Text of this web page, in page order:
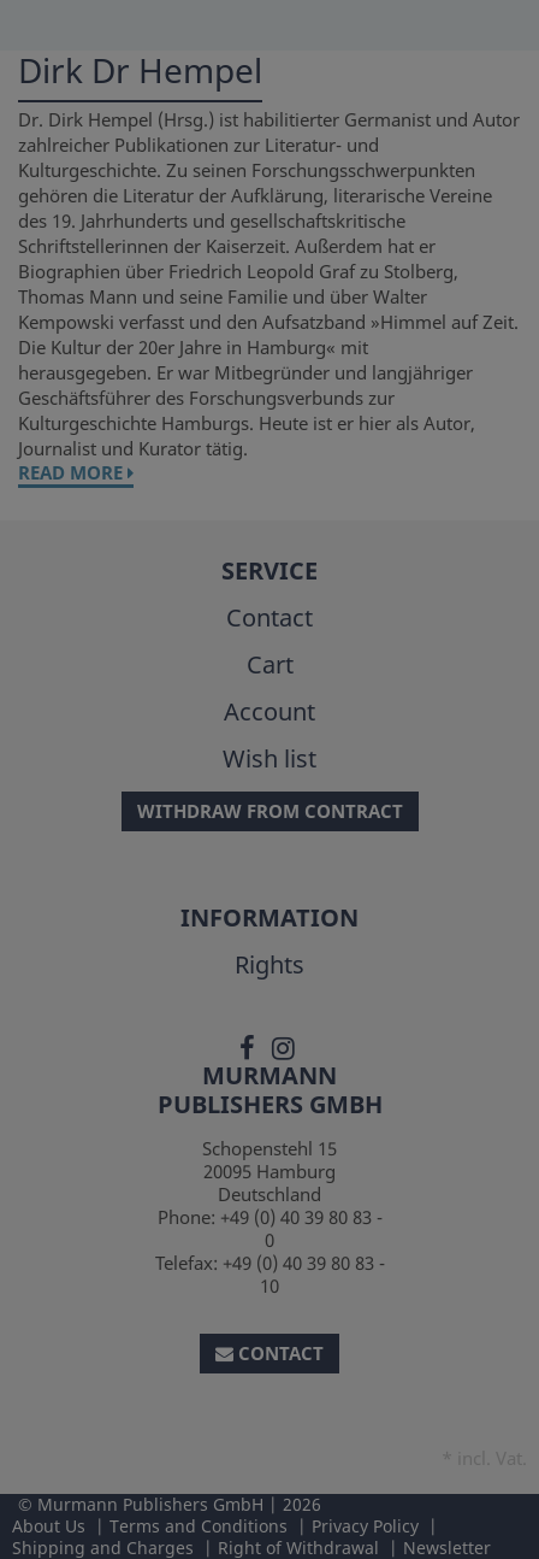
Dirk Dr Hempel
Dr. Dirk Hempel (Hrsg.) ist habilitierter Germanist und Autor
zahlreicher Publikationen zur Literatur- und
Kulturgeschichte. Zu seinen Forschungsschwerpunkten
gehören die Literatur der Aufklärung, literarische Vereine
des 19. Jahrhunderts und gesellschaftskritische
Schriftstellerinnen der Kaiserzeit. Außerdem hat er
Biographien über Friedrich Leopold Graf zu Stolberg,
Thomas Mann und seine Familie und über Walter
Kempowski verfasst und den Aufsatzband »Himmel auf Zeit.
Die Kultur der 20er Jahre in Hamburg« mit
herausgegeben. Er war Mitbegründer und langjähriger
Geschäftsführer des Forschungsverbunds zur
Kulturgeschichte Hamburgs. Heute ist er hier als Autor,
Journalist und Kurator tätig.
READ MORE
SERVICE
Contact
Cart
Account
Wish list
WITHDRAW FROM CONTRACT
INFORMATION
Rights
MURMANN
PUBLISHERS GMBH
Schopenstehl 15
20095 Hamburg
Deutschland
Phone: +49 (0) 40 39 80 83 -
0
Telefax: +49 (0) 40 39 80 83 -
10
CONTACT
Murmann Publishers GmbH
2026
About Us
Terms and Conditions
Privacy Policy
Shipping and Charges
Right of Withdrawal Newsletter